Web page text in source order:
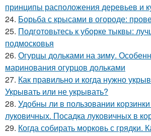
принципы расположения деревьев и
24. Борьба с крысами в огороде:
25. Подготовьтесь к уборке тыквы:
подмосковья
26. Огурцы дольками на зиму.
маринования огурцов дольками
27. Как правильно и когда нужно
Укрывать или не укрывать?
28. Удобны ли в пользовании
луковичных. Посадка луковичных в
29. Когда собирать морковь с грядки.